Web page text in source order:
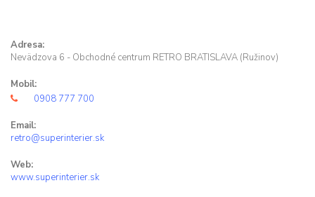
Adresa:
Nevädzova 6 - Obchodné centrum RETRO BRATISLAVA (Ružinov)
Mobil:
0908 777 700
Email:
retro@superinterier.sk
Web:
www.superinterier.sk